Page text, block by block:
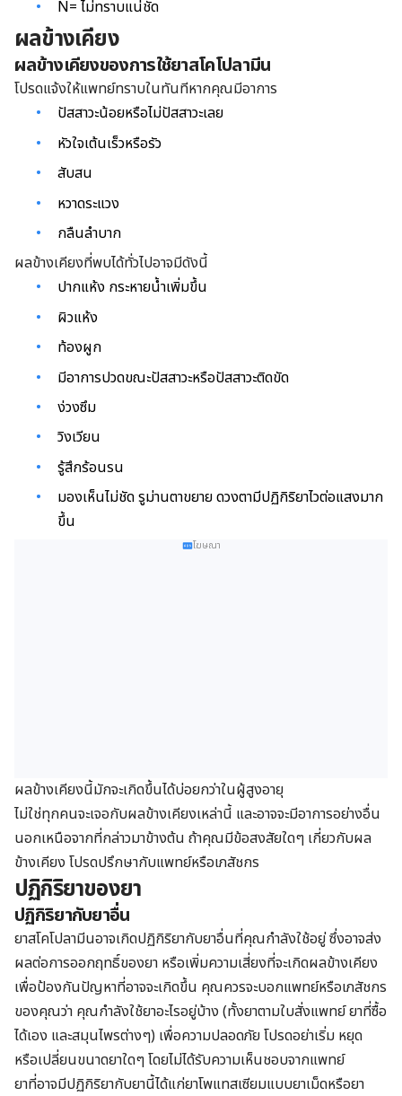
N= ไม่ทราบแน่ชัด
ผลข้างเคียง
ผลข้างเคียงของการใช้ยาสโคโปลามีน
โปรดแจ้งให้แพทย์ทราบในทันทีหากคุณมีอาการ
ปัสสาวะน้อยหรือไม่ปัสสาวะเลย
หัวใจเต้นเร็วหรือรัว
สับสน
หวาดระแวง
กลืนลำบาก
ผลข้างเคียงที่พบได้ทั่วไปอาจมีดังนี้
ปากแห้ง กระหายน้ำเพิ่มขึ้น
ผิวแห้ง
ท้องผูก
มีอาการปวดขณะปัสสาวะหรือปัสสาวะติดขัด
ง่วงซึม
วิงเวียน
รู้สึกร้อนรน
มองเห็นไม่ชัด รูม่านตาขยาย ดวงตามีปฏิกิริยาไวต่อแสงมาก
ขึ้น
โฆษณา
ผลข้างเคียงนี้มักจะเกิดขึ้นได้บ่อยกว่าในผู้สูงอายุ
ไม่ใช่ทุกคนจะเจอกับผลข้างเคียงเหล่านี้ และอาจจะมีอาการอย่างอื่น
นอกเหนือจากที่กล่าวมาข้างต้น ถ้าคุณมีข้อสงสัยใดๆ เกี่ยวกับผล
ข้างเคียง โปรดปรึกษากับแพทย์หรือเภสัชกร
ปฏิกิริยาของยา
ปฏิกิริยากับยาอื่น
ยาสโคโปลามีนอาจเกิดปฏิกิริยากับยาอื่นที่คุณกำลังใช้อยู่ ซึ่งอาจส่ง
ผลต่อการออกฤทธิ์ของยา หรือเพิ่มความเสี่ยงที่จะเกิดผลข้างเคียง
เพื่อป้องกันปัญหาที่อาจจะเกิดขึ้น คุณควรจะบอกแพทย์หรือเภสัชกร
ของคุณว่า คุณกำลังใช้ยาอะไรอยู่บ้าง (ทั้งยาตามใบสั่งแพทย์ ยาที่ซื้อ
ได้เอง และสมุนไพรต่างๆ) เพื่อความปลอดภัย โปรดอย่าเริ่ม หยุด
หรือเปลี่ยนขนาดยาใดๆ โดยไม่ได้รับความเห็นชอบจากแพทย์
ยาที่อาจมีปฏิกิริยากับยานี้ได้แก่ยาโพแทสเซียมแบบยาเม็ดหรือยา